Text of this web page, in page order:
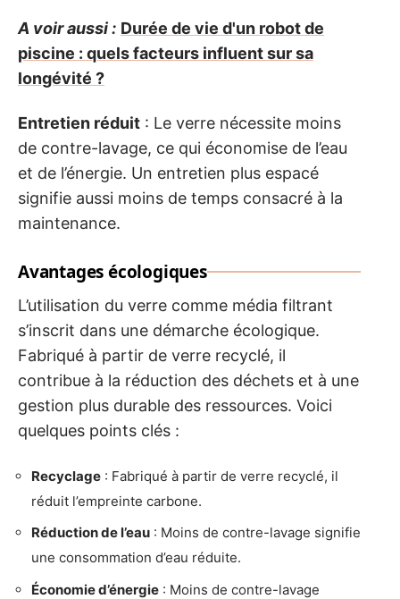
A voir aussi : Durée de vie d'un robot de
piscine : quels facteurs influent sur sa
longévité ?
Entretien réduit : Le verre nécessite moins
de contre-lavage, ce qui économise de l’eau
et de l’énergie. Un entretien plus espacé
signifie aussi moins de temps consacré à la
maintenance.
Avantages écologiques
L’utilisation du verre comme média filtrant
s’inscrit dans une démarche écologique.
Fabriqué à partir de verre recyclé, il
contribue à la réduction des déchets et à une
gestion plus durable des ressources. Voici
quelques points clés :
Recyclage : Fabriqué à partir de verre recyclé, il
réduit l’empreinte carbone.
Réduction de l’eau : Moins de contre-lavage signifie
une consommation d’eau réduite.
Économie d’énergie : Moins de contre-lavage